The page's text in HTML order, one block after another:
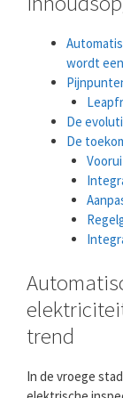
wordt
De
De
trend
In de vroege